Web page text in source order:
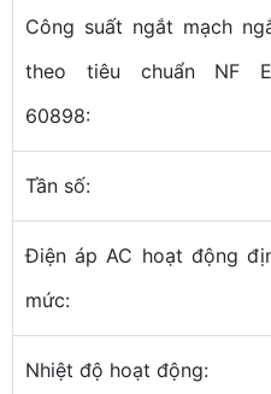
Công suất ngắt mạch
theo tiêu chuẩn NF
60898:
Tần số:
Điện áp AC hoạt động
mức:
Nhiệt độ hoạt động: